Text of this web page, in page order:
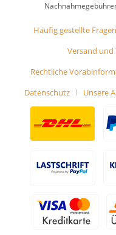
Häufig gestellte Fragen
Versand
Rechtliche
Datenschutz
Unsere